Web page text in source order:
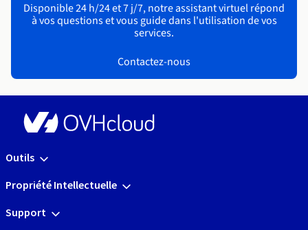
Disponible 24 h/24 et 7 j/7, notre assistant virtuel répond
à vos questions et vous guide dans l'utilisation de vos
services.
Contactez-nous
Outils
Propriété Intellectuelle
Support